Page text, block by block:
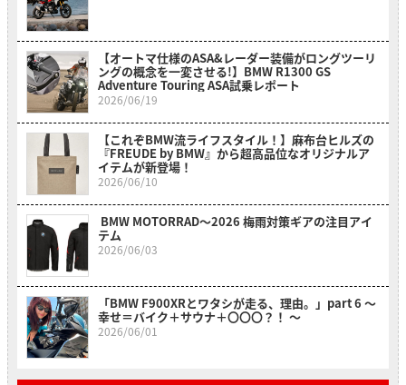
【オートマ仕様のASA&レーダー装備がロングツーリ
ングの概念を一変させる!】BMW R1300 GS
Adventure Touring ASA試乗レポート
2026/06/19
【これぞBMW流ライフスタイル！】麻布台ヒルズの
『FREUDE by BMW』から超高品位なオリジナルア
イテムが新登場！
2026/06/10
BMW MOTORRAD〜2026 梅雨対策ギアの注目アイ
テム
2026/06/03
「BMW F900XRとワタシが走る、理由。」part 6 〜
幸せ＝バイク＋サウナ＋〇〇〇？！ 〜
2026/06/01